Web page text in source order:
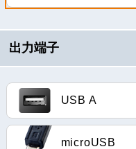
出力端子
USB A
microUSB